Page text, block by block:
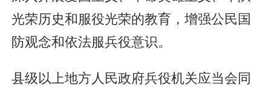
光荣历史和服役光荣的教育，增强公民国
防观念和依法服兵役意识。
县级以上地方人民政府兵役机关应当会同